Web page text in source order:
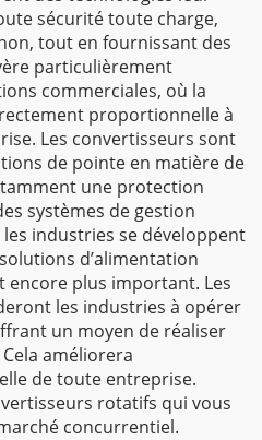
sécurité toute charge,
tout en fournissant des
particulièrement
commerciales, où la
proportionnelle à
Les convertisseurs sont
de pointe en matière de
une protection
systèmes de gestion
industries se développent
d’alimentation
encore plus important. Les
les industries à opérer
un moyen de réaliser
améliorera
de toute entreprise.
rotatifs qui vous
concurrentiel.